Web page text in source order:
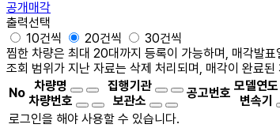
공개매각
출력선택
10건씩
20건씩
30건씩
찜한 차량은 최대 20대까지 등록이 가능하며, 매각발
조회 범위가 지난 자료는 삭제 처리되며, 매각이 완료
No 차량명
차량번호
집행기관
보관소
공고번호 모델연도
변속기
로그인을 해야 사용할 수 있습니다.